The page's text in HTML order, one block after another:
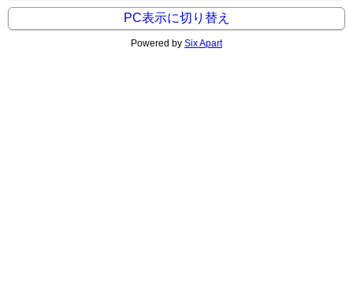
PC表示に切り替え
Powered by Six Apart